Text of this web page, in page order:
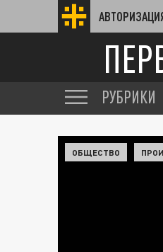
РУБРИКИ
ОБЩЕСТВО